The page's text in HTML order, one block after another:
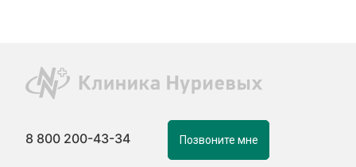
8 800 200-43-34 Позвоните мне